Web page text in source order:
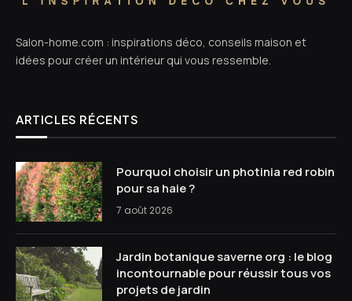
Salon-home.com : inspirations déco, conseils maison et
idées pour créer un intérieur qui vous ressemble.
ARTICLES RÉCENTS
Pourquoi choisir un photinia red robin
pour sa haie ?
7 août 2026
Jardin botanique saverne org : le blog
incontournable pour réussir tous vos
projets de jardin